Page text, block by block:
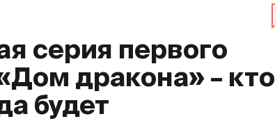
серия первого
дракона» – кто
будет